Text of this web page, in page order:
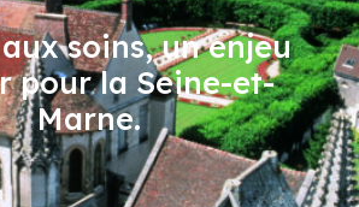
aux soins, un enjeu
pour la Seine-et-
Marne.